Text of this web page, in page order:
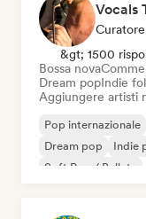
Vocals
&gt; 1500
Bossa nova
Dream popIndie
Aggiungere artisti
Pop internazionale
Dream pop
Indie
Soft Pop / Ballata